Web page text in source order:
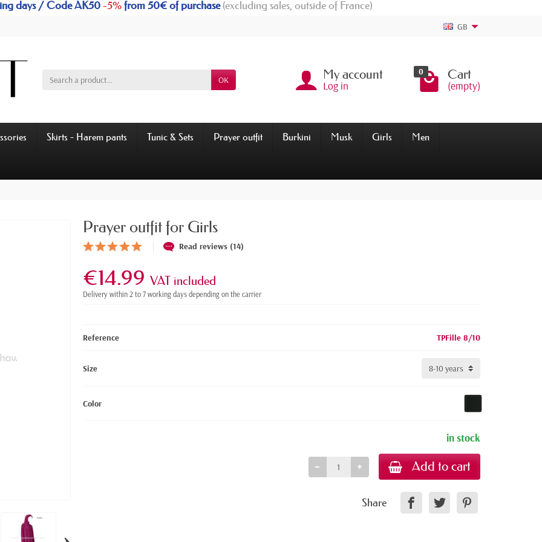
days / Code AK50-5%from 50€ of purchase(excluding sales, outside of France)
GB
OK My account
Log in
0 Cart
(empty)
Skirts - Harem pants Tunic & Sets Prayer outfit Burkini Musk Girls Men
Prayer outfit for Girls
Read reviews (14)
€14.99VAT included
Delivery within 2 to 7 working days depending on the carrier
Reference TPFille 8/10
Size
Color
in stock
Add to cart
Share